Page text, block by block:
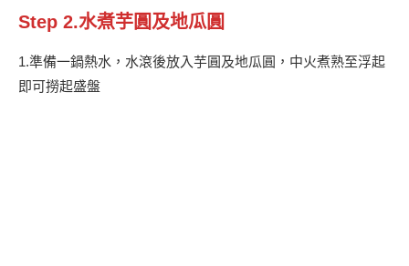
Step 2.水煮芋圓及地瓜圓
1.準備一鍋熱水，水滾後放入芋圓及地瓜圓，中火煮熟至浮起
即可撈起盛盤